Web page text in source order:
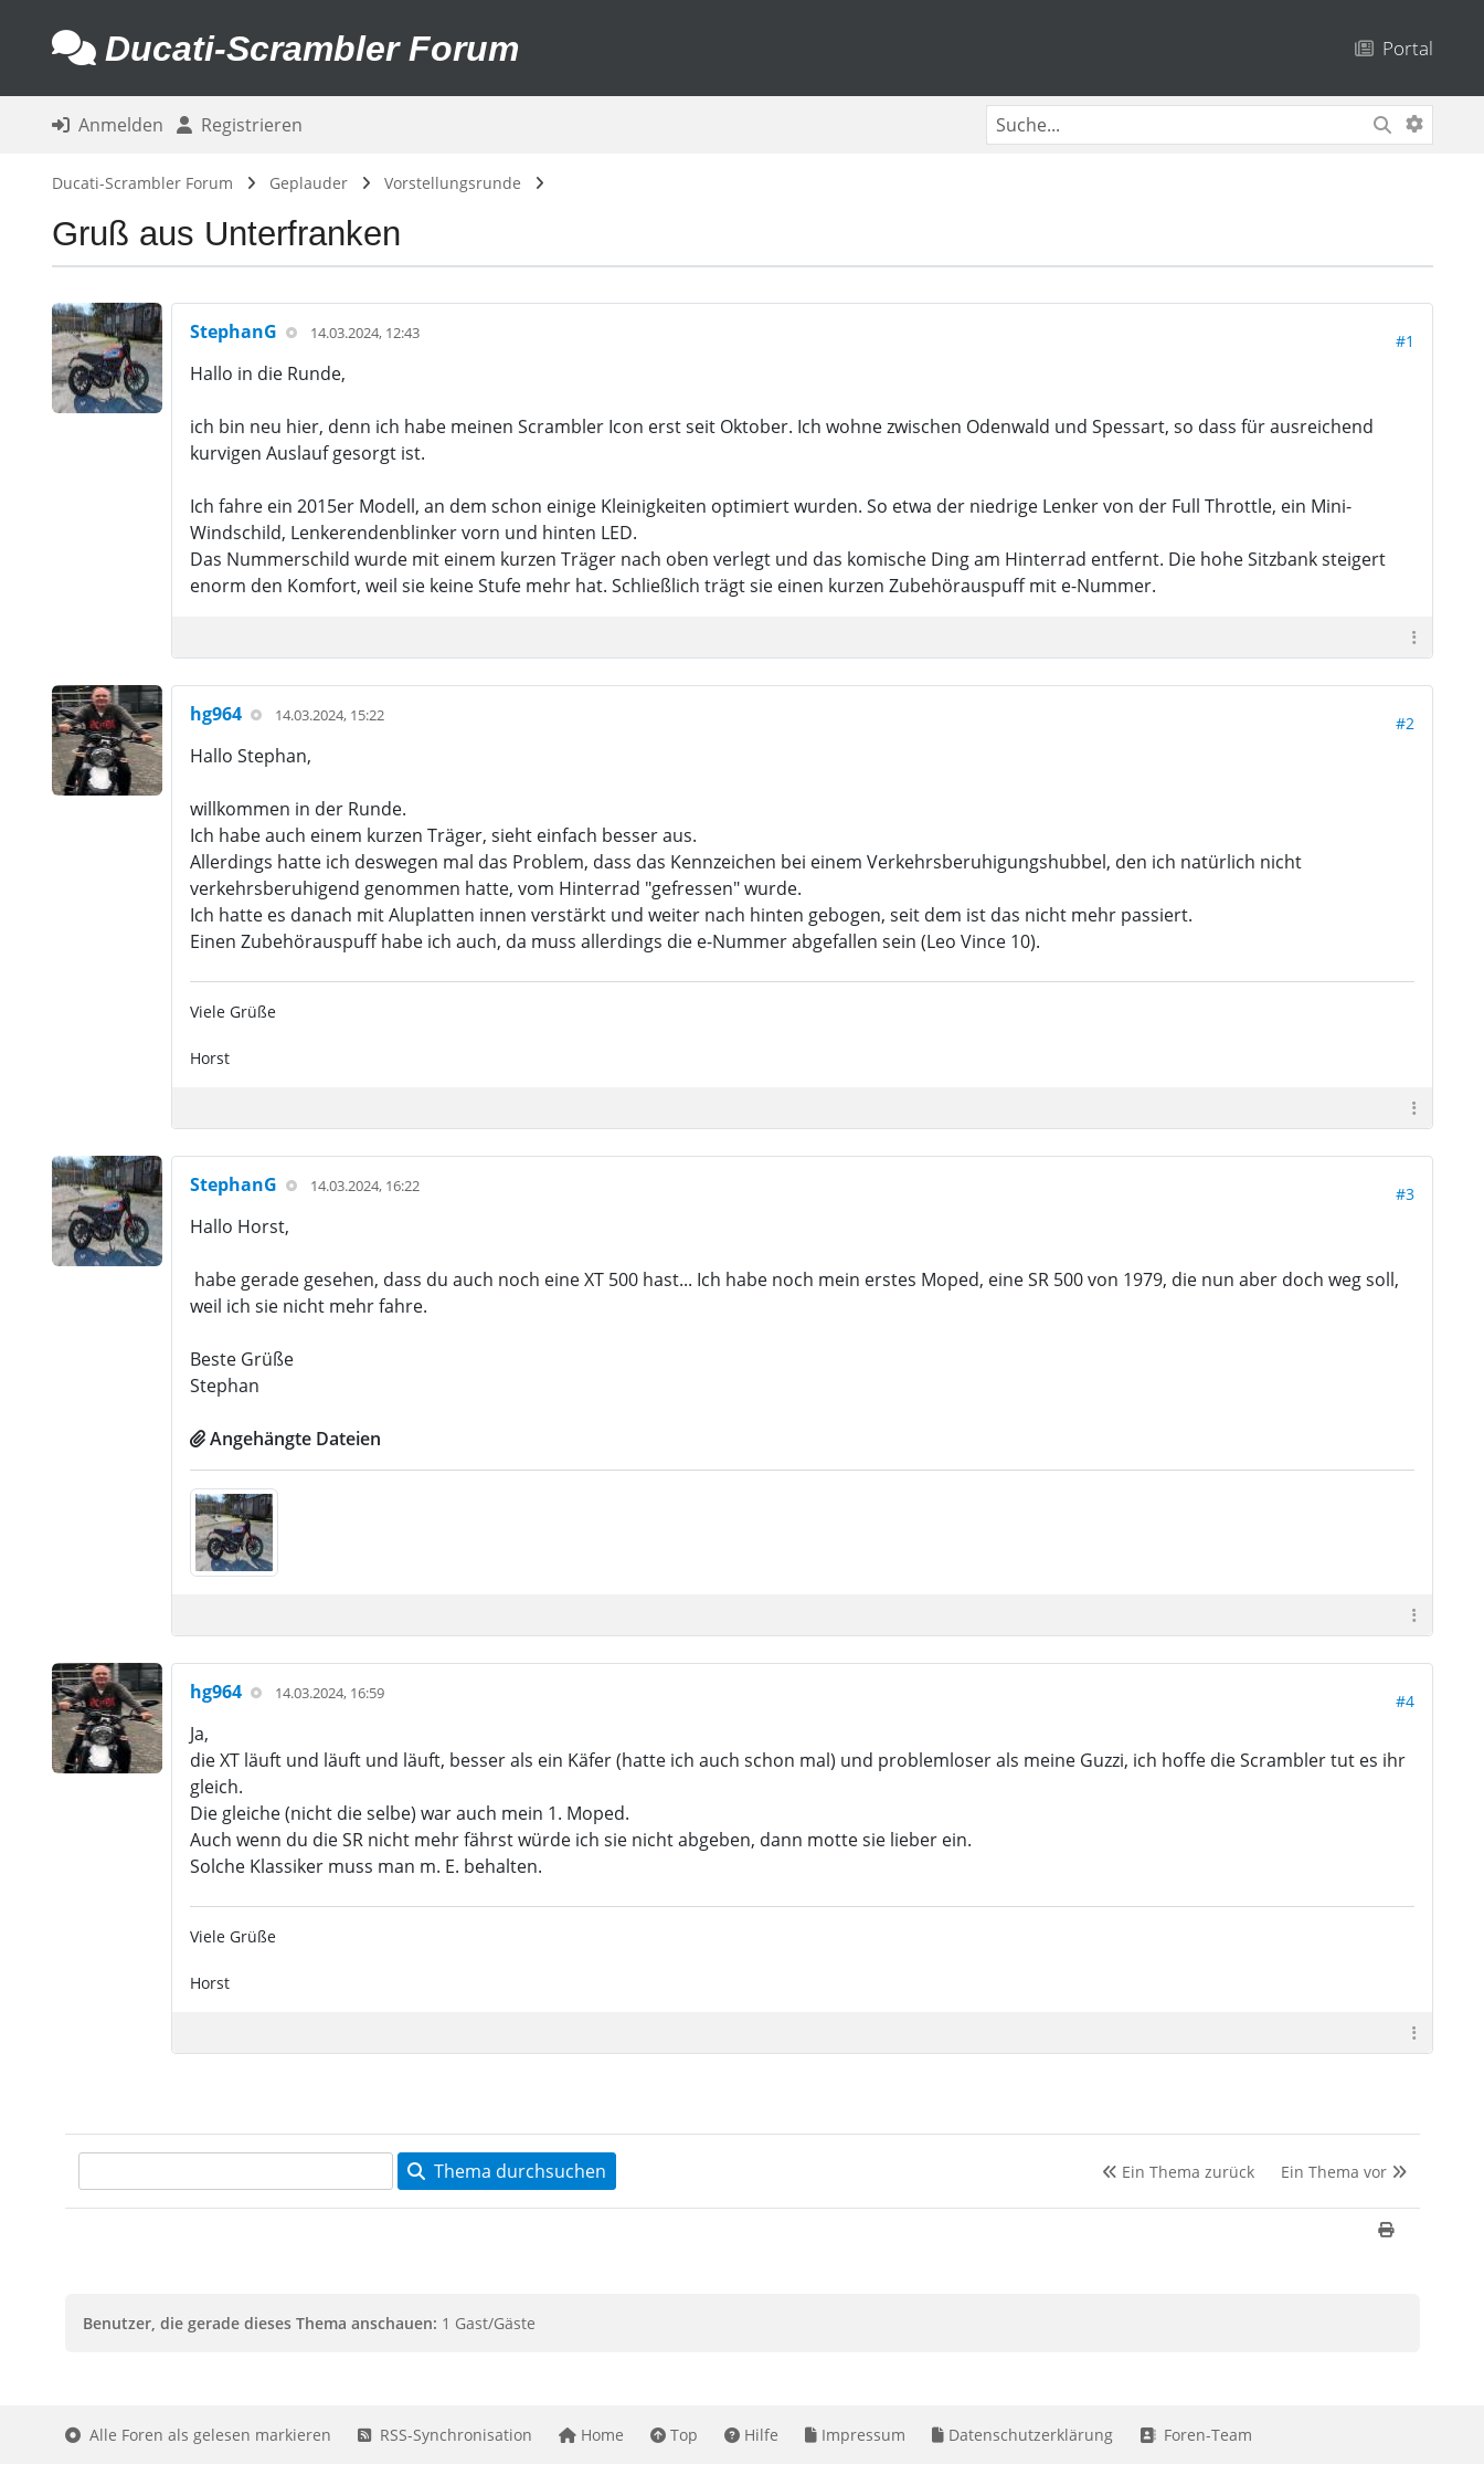
Ducati-Scrambler Forum Portal
Anmelden Registrieren
Ducati-Scrambler Forum Geplauder Vorstellungsrunde
Gruß aus Unterfranken
StephanG 14.03.2024, 12:43 #1
Hallo in die Runde,
ich bin neu hier, denn ich habe meinen Scrambler Icon erst seit Oktober. Ich wohne zwischen Odenwald und Spessart, so dass für ausreichend
kurvigen Auslauf gesorgt ist.
Ich fahre ein 2015er Modell, an dem schon einige Kleinigkeiten optimiert wurden. So etwa der niedrige Lenker von der Full Throttle, ein Mini-
Windschild, Lenkerendenblinker vorn und hinten LED.
Das Nummerschild wurde mit einem kurzen Träger nach oben verlegt und das komische Ding am Hinterrad entfernt. Die hohe Sitzbank steigert
enorm den Komfort, weil sie keine Stufe mehr hat. Schließlich trägt sie einen kurzen Zubehörauspuff mit e-Nummer.
hg964 14.03.2024, 15:22 #2
Hallo Stephan,
willkommen in der Runde.
Ich habe auch einem kurzen Träger, sieht einfach besser aus.
Allerdings hatte ich deswegen mal das Problem, dass das Kennzeichen bei einem Verkehrsberuhigungshubbel, den ich natürlich nicht
verkehrsberuhigend genommen hatte, vom Hinterrad "gefressen" wurde.
Ich hatte es danach mit Aluplatten innen verstärkt und weiter nach hinten gebogen, seit dem ist das nicht mehr passiert.
Einen Zubehörauspuff habe ich auch, da muss allerdings die e-Nummer abgefallen sein (Leo Vince 10).
Viele Grüße
Horst
StephanG 14.03.2024, 16:22 #3
Hallo Horst,
habe gerade gesehen, dass du auch noch eine XT 500 hast... Ich habe noch mein erstes Moped, eine SR 500 von 1979, die nun aber doch weg soll,
weil ich sie nicht mehr fahre.
Beste Grüße
Stephan
Angehängte Dateien
hg964 14.03.2024, 16:59 #4
Ja,
die XT läuft und läuft und läuft, besser als ein Käfer (hatte ich auch schon mal) und problemloser als meine Guzzi, ich hoffe die Scrambler tut es ihr
gleich.
Die gleiche (nicht die selbe) war auch mein 1. Moped.
Auch wenn du die SR nicht mehr fährst würde ich sie nicht abgeben, dann motte sie lieber ein.
Solche Klassiker muss man m. E. behalten.
Viele Grüße
Horst
Thema durchsuchen Ein Thema zurück Ein Thema vor
Benutzer, die gerade dieses Thema anschauen: 1 Gast/Gäste
Alle Foren als gelesen markieren RSS-Synchronisation Home Top Hilfe Impressum Datenschutzerklärung Foren-Team